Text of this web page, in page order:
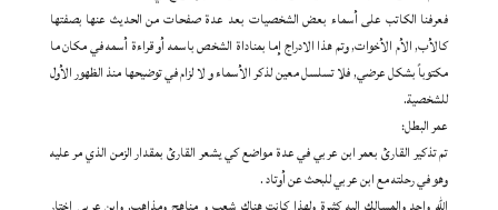
فعرفنا الكاتب على أسماء بعض الشخصيات بعد عدة صفحات من الحديث عنها بصفتها
كالأب, الأم الأخوات, وتم هذا الادراج إما بمناداة الشخص باسمه أو قراءة أسمه في مكان ما
مكتوباً بشكل عرضي, فلا تسلسل معين لذكر الأسماء و لا لزام في توضيحها منذ الظهور الأول
للشخصية.
عمر البطل:
تم تذكير القارئ بعمر ابن عربي في عدة مواضع كي يشعر القارئ بمقدار الزمن الذي مر عليه
وهو في رحلته مع ابن عربي للبحث عن أوتاد .